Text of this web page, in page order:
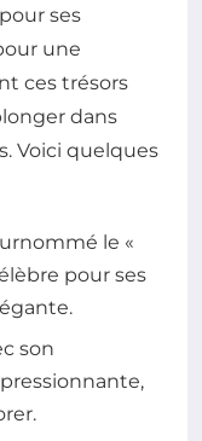
ses
une
ces trésors
dans
Voici quelques
le «
pour ses
son